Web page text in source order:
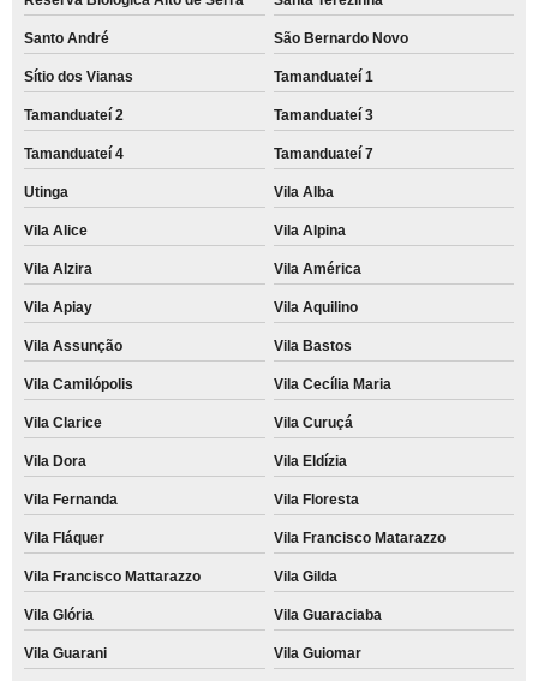
Santo André São Bernardo Novo
Sítio dos Vianas Tamanduateí 1
Tamanduateí 2 Tamanduateí 3
Tamanduateí 4 Tamanduateí 7
Utinga Vila Alba
Vila Alice Vila Alpina
Vila Alzira Vila América
Vila Apiay Vila Aquilino
Vila Assunção Vila Bastos
Vila Camilópolis Vila Cecília Maria
Vila Clarice Vila Curuçá
Vila Dora Vila Eldízia
Vila Fernanda Vila Floresta
Vila Fláquer Vila Francisco Matarazzo
Vila Francisco Mattarazzo Vila Gilda
Vila Glória Vila Guaraciaba
Vila Guarani Vila Guiomar